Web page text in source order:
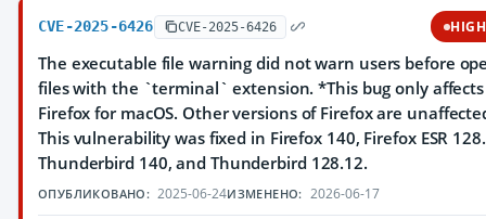
CVE-2025-6426 CVE-2025-6426 HIGH
The executable file warning did not warn users before
files with the `terminal` extension. *This bug only affects
Firefox for macOS. Other versions of Firefox are
This vulnerability was fixed in Firefox 140, Firefox ESR
Thunderbird 140, and Thunderbird 128.12.
ОПУБЛИКОВАНО: 2025-06-24ИЗМЕНЕНО: 2026-06-17